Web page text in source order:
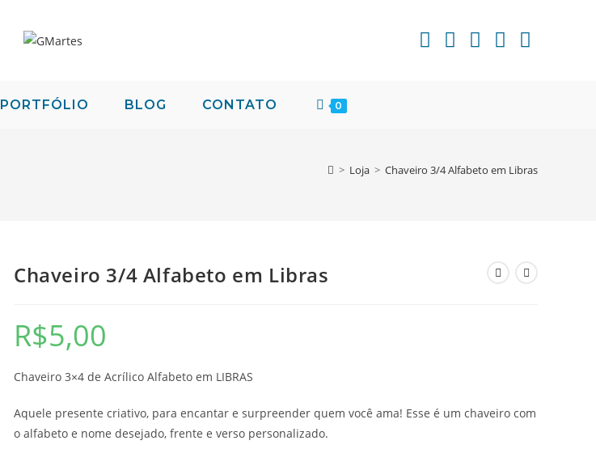
PORTFÓLIO BLOG CONTATO 0
> Loja > Chaveiro 3/4 Alfabeto em Libras
Chaveiro 3/4 Alfabeto em Libras
R$5,00
Chaveiro 3×4 de Acrílico Alfabeto em LIBRAS
Aquele presente criativo, para encantar e surpreender quem você ama! Esse é um chaveiro com
o alfabeto e nome desejado, frente e verso personalizado.